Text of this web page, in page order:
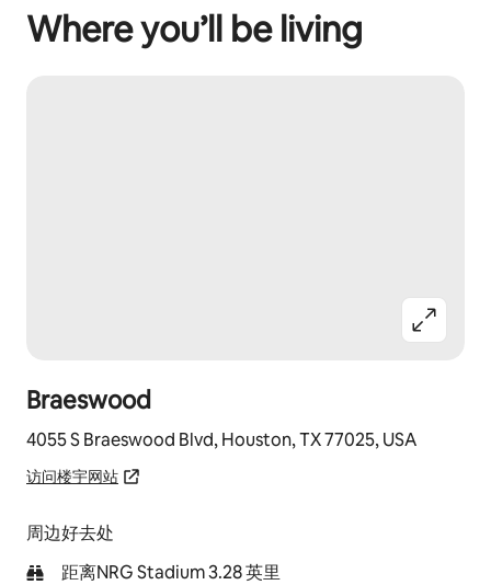
Where you’ll be living
Braeswood
4055 S Braeswood Blvd, Houston, TX 77025, USA
访问楼宇网站
周边好去处
距离NRG Stadium 3.28 英里